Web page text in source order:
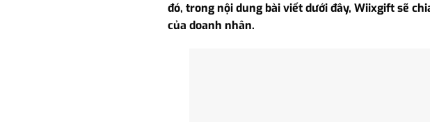
đó, trong nội dung bài viết dưới đây, Wiixgift sẽ
của doanh nhân.